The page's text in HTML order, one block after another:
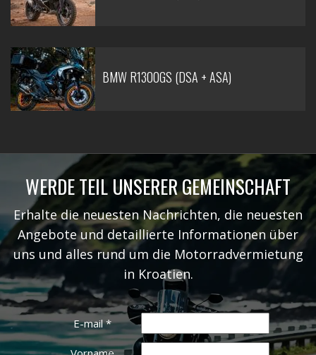
BMW R1300GS (DSA + ASA)
WERDE TEIL UNSERER GEMEINSCHAFT
Erhalte die neuesten Nachrichten, die neuesten
Angebote und detaillierte Informationen über
uns und alles rund um die Motorradvermietung
in Kroatien.
E-mail*